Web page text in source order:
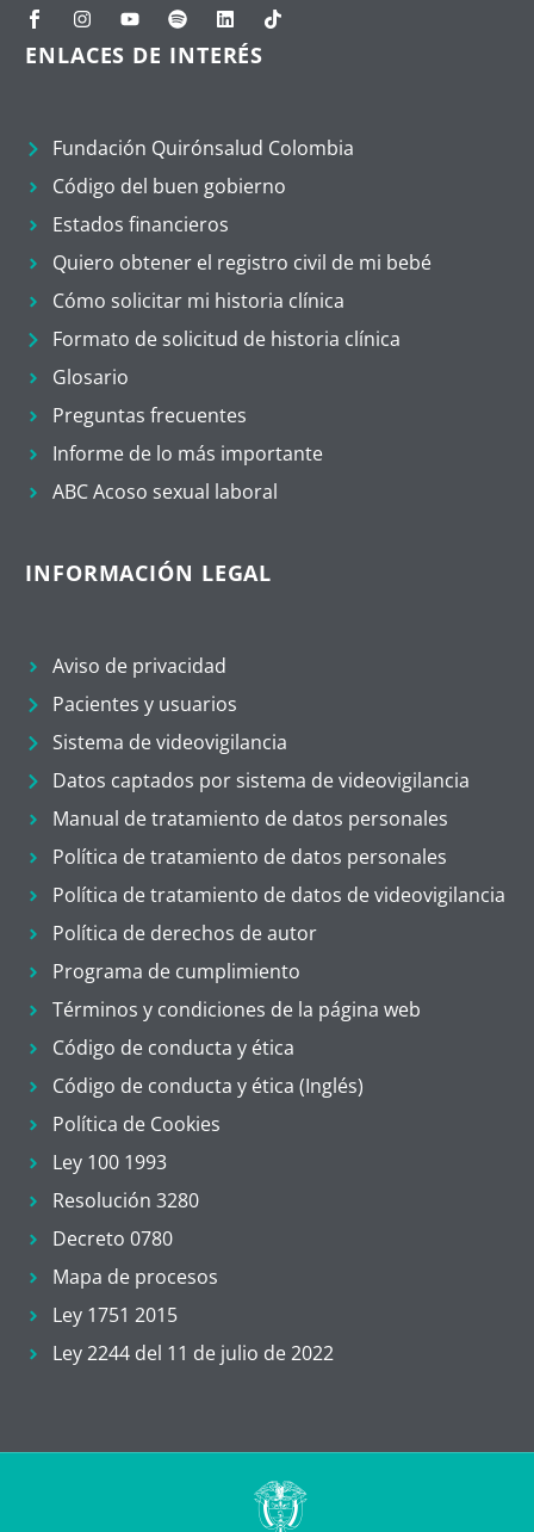
ENLACES DE INTERÉS
Fundación Quirónsalud Colombia
Código del buen gobierno
Estados financieros
Quiero obtener el registro civil de mi bebé
Cómo solicitar mi historia clínica
Formato de solicitud de historia clínica
Glosario
Preguntas frecuentes
Informe de lo más importante
ABC Acoso sexual laboral
INFORMACIÓN LEGAL
Aviso de privacidad
Pacientes y usuarios
Sistema de videovigilancia
Datos captados por sistema de videovigilancia
Manual de tratamiento de datos personales
Política de tratamiento de datos personales
Política de tratamiento de datos de videovigilancia
Política de derechos de autor
Programa de cumplimiento
Términos y condiciones de la página web
Código de conducta y ética
Código de conducta y ética (Inglés)
Política de Cookies
Ley 100 1993
Resolución 3280
Decreto 0780
Mapa de procesos
Ley 1751 2015
Ley 2244 del 11 de julio de 2022